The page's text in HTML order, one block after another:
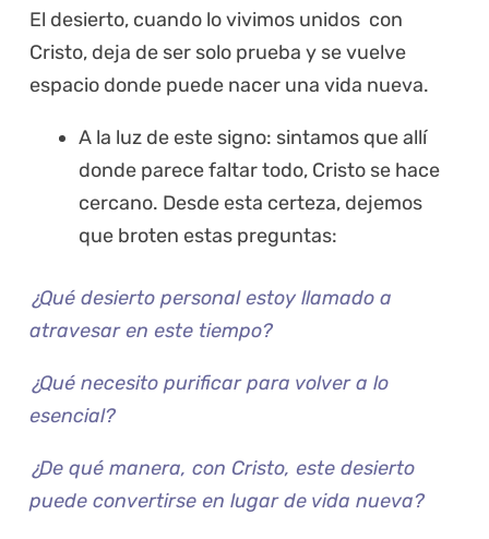
El desierto, cuando lo vivimos unidos con
Cristo, deja de ser solo prueba y se vuelve
espacio donde puede nacer una vida nueva.
A la luz de este signo: sintamos que allí
donde parece faltar todo, Cristo se hace
cercano. Desde esta certeza, dejemos
que broten estas preguntas:
¿Qué desierto personal estoy llamado a
atravesar en este tiempo?
¿Qué necesito purificar para volver a lo
esencial?
¿De qué manera, con Cristo, este desierto
puede convertirse en lugar de vida nueva?